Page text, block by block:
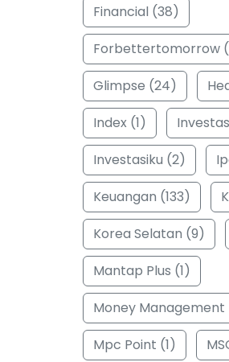
Financial (38)
Forbettertomorrow
Glimpse (24)
Index (1)
Investasiku (2)
Keuangan (133)
Korea Selatan (9)
Mantap Plus (1)
Money Management
Mpc Point (1)